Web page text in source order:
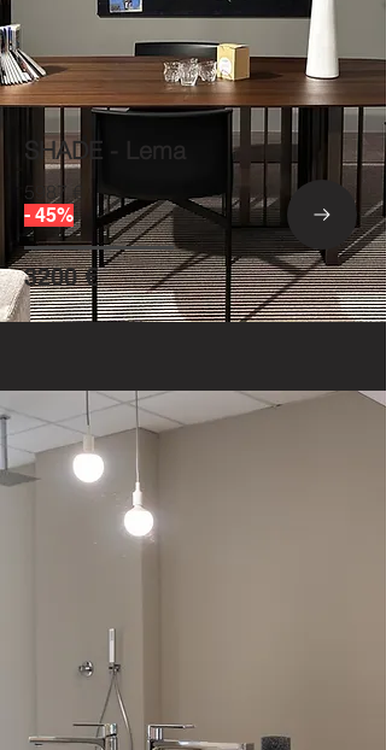
SHADE - Lema
5987 €
- 45%
3200 €